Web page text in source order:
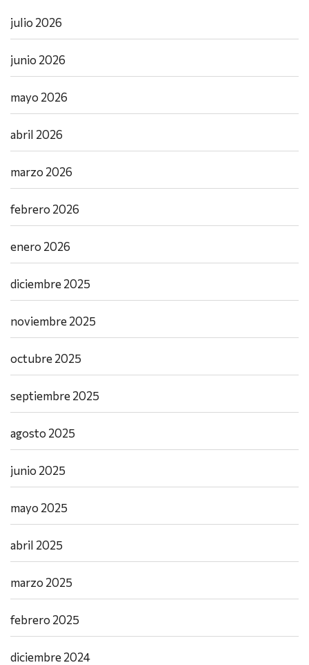
julio 2026
junio 2026
mayo 2026
abril 2026
marzo 2026
febrero 2026
enero 2026
diciembre 2025
noviembre 2025
octubre 2025
septiembre 2025
agosto 2025
junio 2025
mayo 2025
abril 2025
marzo 2025
febrero 2025
diciembre 2024